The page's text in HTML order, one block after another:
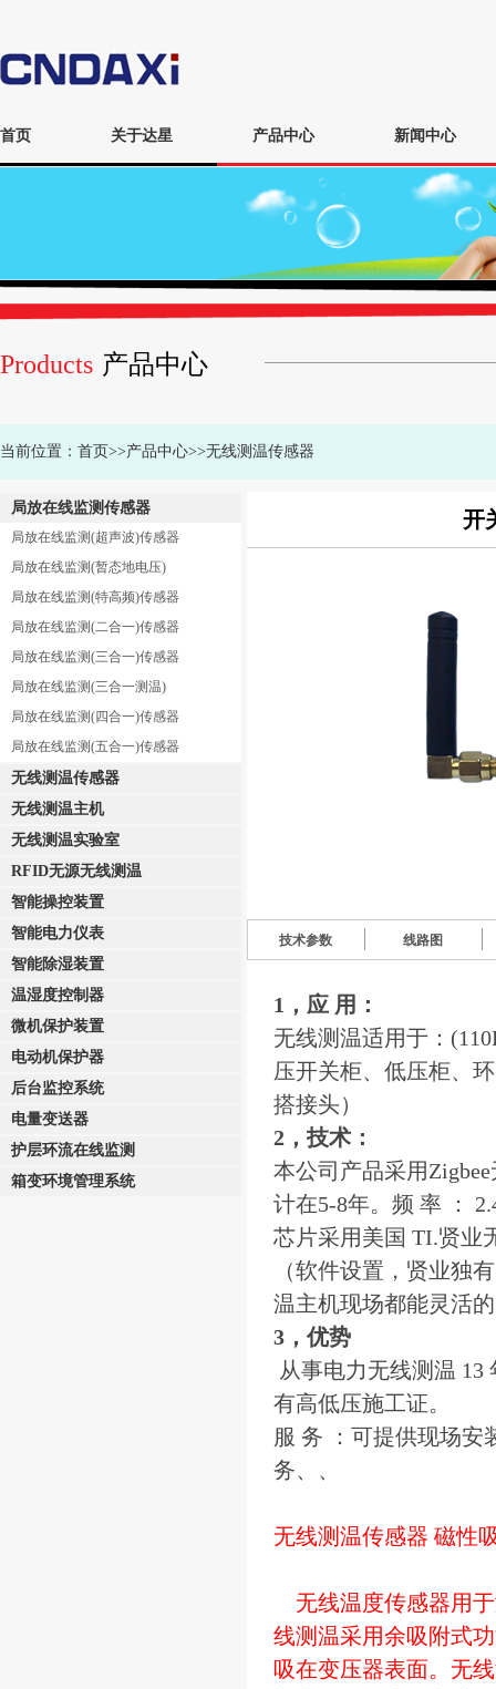
首页 关于达星 产品中心 新闻中心
Products 产品中心
当前位置： 首页>>产品中心>>无线测温传感器
局放在线监测传感器
局放在线监测(超声波)传感器
局放在线监测(暂态地电压)
局放在线监测(特高频)传感器
局放在线监测(二合一)传感器
局放在线监测(三合一)传感器
局放在线监测(三合一测温)
局放在线监测(四合一)传感器
局放在线监测(五合一)传感器
无线测温传感器
无线测温主机
无线测温实验室
RFID无源无线测温
智能操控装置
智能电力仪表
智能除湿装置
温湿度控制器
微机保护装置
电动机保护器
后台监控系统
电量变送器
护层环流在线监测
箱变环境管理系统
开
技术参数 线路图
1，应 用：
无线测温适用于：
压开关柜、低压柜、
搭接头）
2，技术：
本公司产品采用
计在5-8年。频 率 ：
芯片采用美国 TI.贤业
（软件设置，贤业独
温主机现场都能灵活
3，优势
从事电力无线测温 13
有高低压施工证。
服 务 ：可提供现场安
务、、
无线测温传感器 磁性
无线温度传感器用
线测温采用余吸附式
吸在变压器表面。无